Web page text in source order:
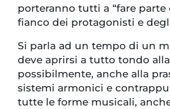
porteranno tutti a “fare parte
fianco dei protagonisti e
Si parla ad un tempo di un
deve aprirsi a tutto tondo
possibilmente, anche alla
sistemi armonici e
tutte le forme musicali,